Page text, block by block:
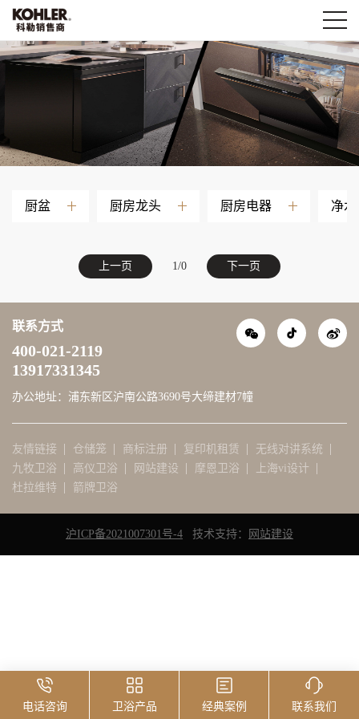
厨盆 厨房龙头 厨房电器 净水
上一页 1/0 下一页
联系方式
400-021-2119
13917331345
办公地址：浦东新区沪南公路3690号大缔建材7幢
友情链接 仓储笼 商标注册 复印机租赁
无线对讲系统
九牧卫浴
高仪卫浴 网站建设 摩恩卫浴
上海vi设计
杜拉维特
箭牌卫浴
沪ICP备2021007301号-4 技术支持： 网站建设
抖音
微信
电话咨询 卫浴产品 经典案例 联系我们